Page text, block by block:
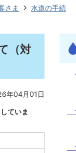
さま
水道の手続
（対
年04月01日
ていま